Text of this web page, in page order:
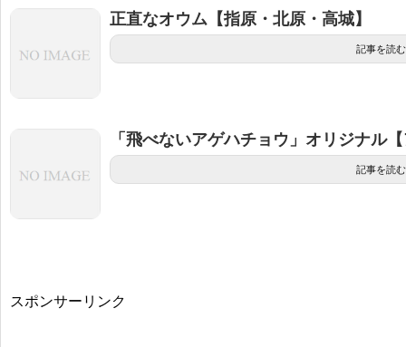
正直なオウム【指原・北原・高城】
記事を読む
「飛べないアゲハチョウ」オリジナル
記事を読む
スポンサーリンク